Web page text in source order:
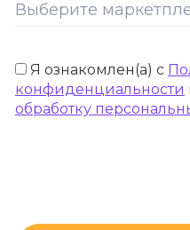
Я ознакомлен(а) с
конфиденциальности
обработку